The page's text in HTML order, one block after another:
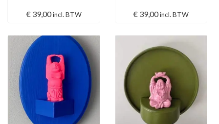
€39,00 incl. BTW € 39,00incl. BTW